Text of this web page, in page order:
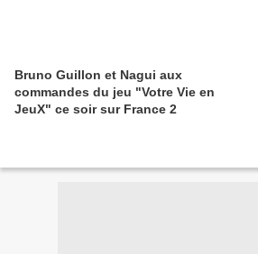
Bruno Guillon et Nagui aux
commandes du jeu "Votre Vie en
JeuX" ce soir sur France 2